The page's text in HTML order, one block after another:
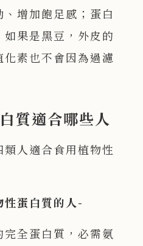
增加飽足感；蛋白
果是黑豆，外皮的
素也不會因為過濾
質適合哪些人
人適合食用植物性
性蛋白質的人-
全蛋白質，必需氨